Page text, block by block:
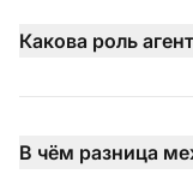
Какова роль
В чём разница